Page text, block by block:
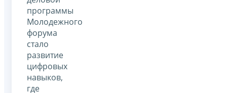
программы
Молодежного
форума
стало
развитие
цифровых
навыков,
где